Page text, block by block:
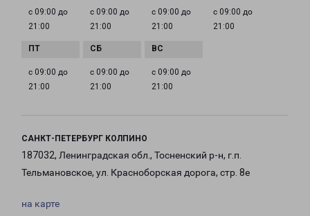
с 09:00 до
21:00
с 09:00 до
21:00
с 09:00 до
21:00
с 09:00 до
21:00
с 09:00 до
21:00
с 09:00 до
21:00
с 09:00 до
21:00
САНКТ-ПЕТЕРБУРГ КОЛПИНО
187032, Ленинградская обл., Тосненский р-н, г.п.
Тельмановское, ул. Красноборская дорога, стр. 8е
на карте